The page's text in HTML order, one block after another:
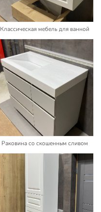
Классическая мебель для ванной
Раковина со скошенным сливом